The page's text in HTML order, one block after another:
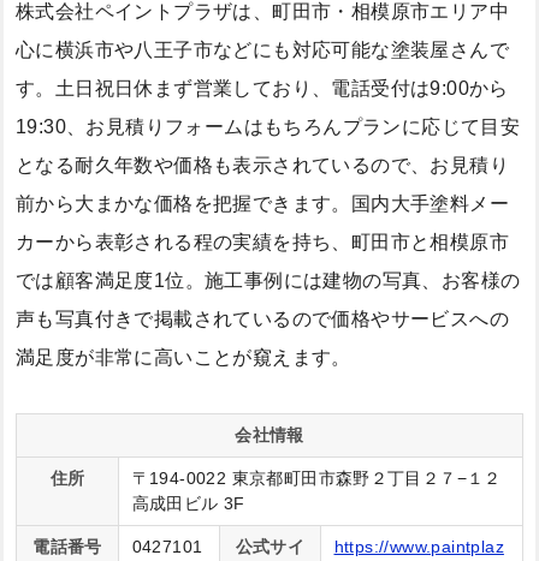
株式会社ペイントプラザは、町田市・相模原市エリア中
心に横浜市や八王子市などにも対応可能な塗装屋さんで
す。土日祝日休まず営業しており、電話受付は9:00から
19:30、お見積りフォームはもちろんプランに応じて目安
となる耐久年数や価格も表示されているので、お見積り
前から大まかな価格を把握できます。国内大手塗料メー
カーから表彰される程の実績を持ち、町田市と相模原市
では顧客満足度1位。施工事例には建物の写真、お客様の
声も写真付きで掲載されているので価格やサービスへの
満足度が非常に高いことが窺えます。
会社情報
住所
〒194-0022 東京都町田市森野２丁目２７−１２
高成田ビル 3F
電話番号
0427101
公式サイ
https://www.paintplaz